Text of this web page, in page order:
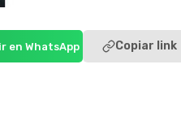
en WhatsApp Copiar link